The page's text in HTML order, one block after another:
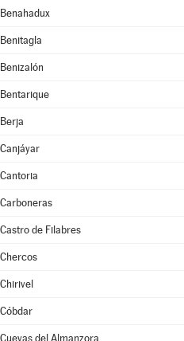
Benahadux
Benitagla
Benizalón
Bentarique
Berja
Canjáyar
Cantoria
Carboneras
Castro de Filabres
Chercos
Chirivel
Cóbdar
Cuevas del Almanzora